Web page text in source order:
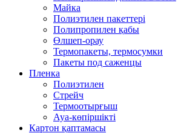
Майка
Полиэтилен пакеттері
Полипропилен қабы
Өлшеп-орау
Термопакеты, термосумки
Пакеты под саженцы
Пленка
Полиэтилен
Стрейч
Термоотырғыш
Ауа-көпіршікті
Картон қаптамасы